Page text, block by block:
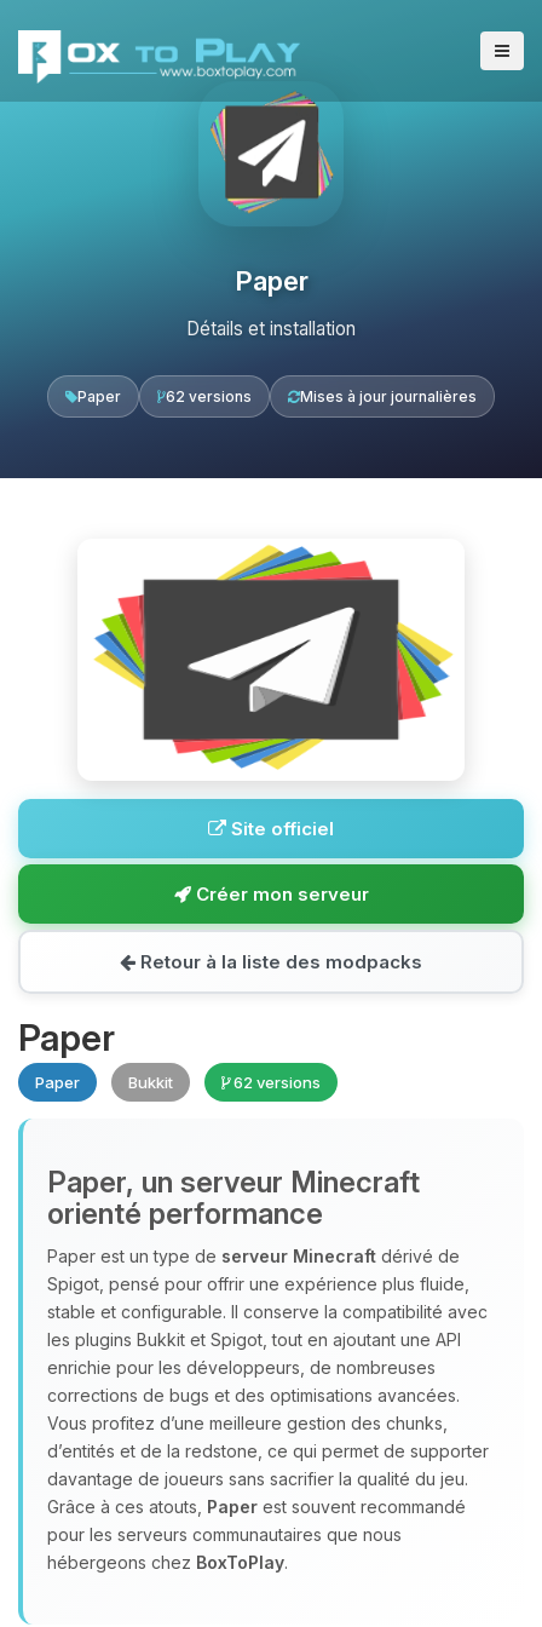
Paper
Détails et installation
Paper 62 versions Mises à jour journalières
Site officiel
Créer mon serveur
Retour à la liste des modpacks
Paper
Paper Bukkit 62 versions
Paper, un serveur Minecraft
orienté performance
Paper est un type de serveur Minecraft dérivé de
Spigot, pensé pour offrir une expérience plus fluide,
stable et configurable. Il conserve la compatibilité avec
les plugins Bukkit et Spigot, tout en ajoutant une API
enrichie pour les développeurs, de nombreuses
corrections de bugs et des optimisations avancées.
Vous profitez d’une meilleure gestion des chunks,
d’entités et de la redstone, ce qui permet de supporter
davantage de joueurs sans sacrifier la qualité du jeu.
Grâce à ces atouts, Paper est souvent recommandé
pour les serveurs communautaires que nous
hébergeons chez BoxToPlay.
Youpi, enfin quelqu’un pour me
parler ! Moi c’est Choupy, ton petit
assistant BoxToPlay. Dis-moi ce dont
tu as besoin et je vais remuer mes
petits circuits pour t’aider.
07/08/2026 à 09:44